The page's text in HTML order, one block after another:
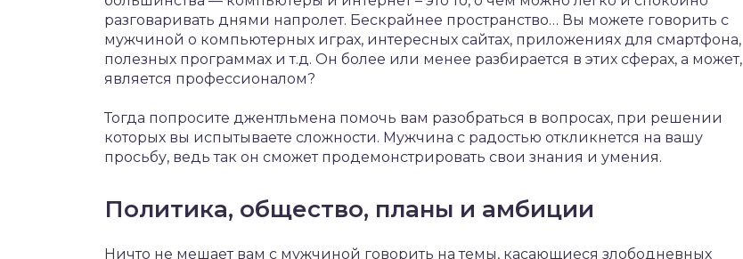
разговаривать днями напролет. Бескрайнее пространство… Вы можете говорить с
мужчиной о компьютерных играх, интересных сайтах, приложениях для смартфона,
полезных программах и т.д. Он более или менее разбирается в этих сферах, а может,
является профессионалом?
Тогда попросите джентльмена помочь вам разобраться в вопросах, при решении
которых вы испытываете сложности. Мужчина с радостью откликнется на вашу
просьбу, ведь так он сможет продемонстрировать свои знания и умения.
Политика, общество, планы и амбиции
Ничто не мешает вам с мужчиной говорить на темы, касающиеся злободневных